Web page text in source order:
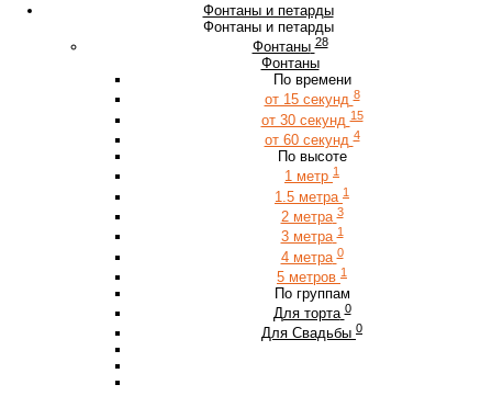
Фонтаны и петарды
Фонтаны и петарды
Фонтаны 28
Фонтаны
По времени
от 15 секунд 8
от 30 секунд 15
от 60 секунд 4
По высоте
1 метр 1
1.5 метра 1
2 метра 3
3 метра 1
4 метра 0
5 метров 1
По группам
Для торта 0
Для Свадьбы 0